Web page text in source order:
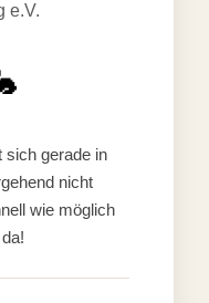
e.V.
sich gerade in
nicht
wie möglich